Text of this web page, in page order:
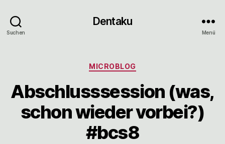
Suchen
Dentaku
Menü
Kategorien
MICROBLOG
Abschlusssession (was,
schon wieder vorbei?)
#bcs8